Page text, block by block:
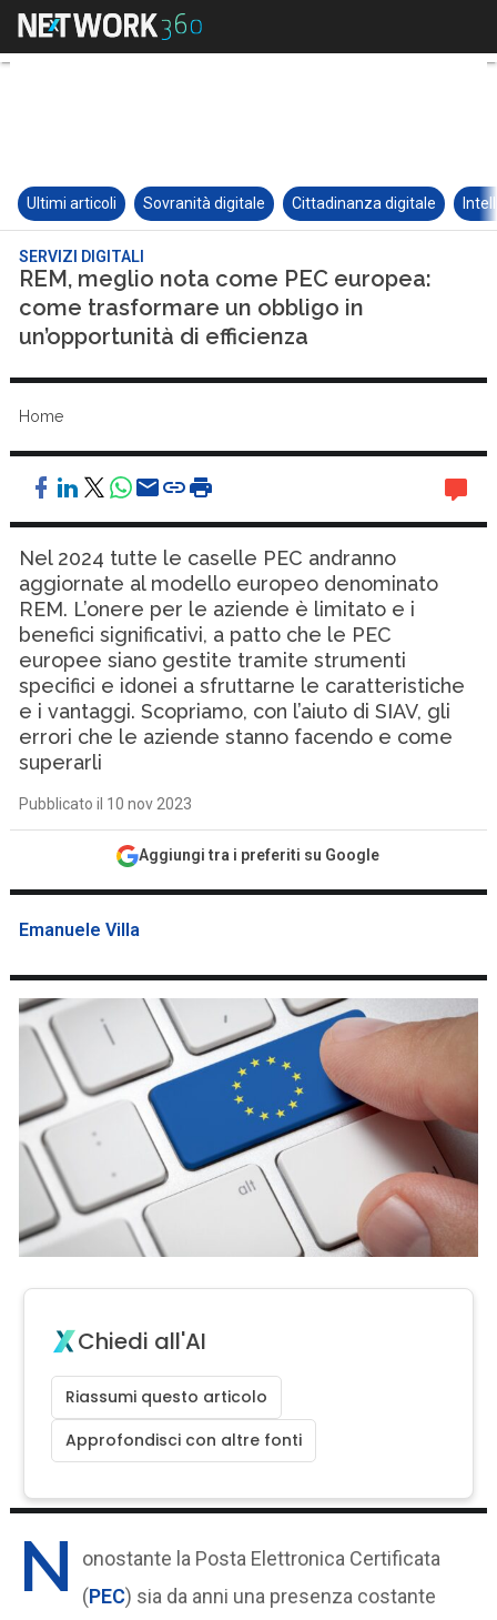
Ultimi articoli Sovranità digitale Cittadinanza digitale
SERVIZI DIGITALI
REM, meglio nota come PEC europea:
come trasformare un obbligo in
un’opportunità di efficienza
Home
Nel 2024 tutte le caselle PEC andranno
aggiornate al modello europeo denominato
REM. L’onere per le aziende è limitato e i
benefici significativi, a patto che le PEC
europee siano gestite tramite strumenti
specifici e idonei a sfruttarne le caratteristiche
e i vantaggi. Scopriamo, con l’aiuto di SIAV, gli
errori che le aziende stanno facendo e come
superarli
Pubblicato il 10 nov 2023
Aggiungi tra i preferiti su Google
Emanuele Villa
Chiedi all'AI
Riassumi questo articolo
Approfondisci con altre fonti
N
onostante la Posta Elettronica Certificata
(PEC) sia da anni una presenza costante